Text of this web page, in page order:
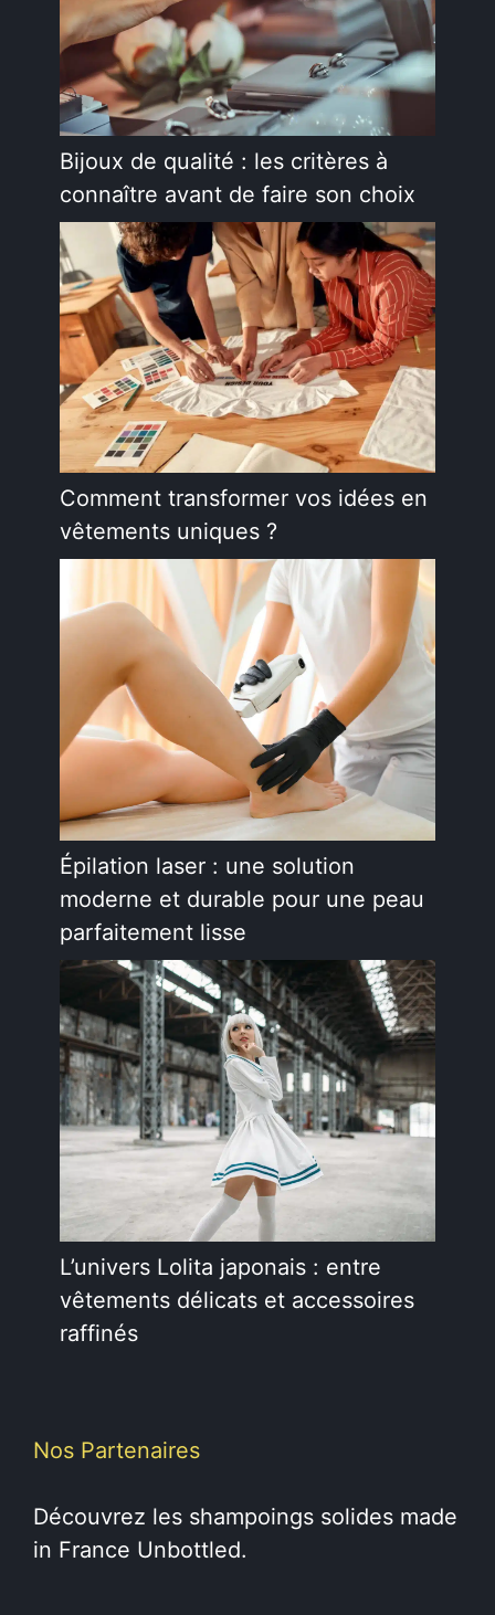
Bijoux de qualité : les critères à
connaître avant de faire son choix
Comment transformer vos idées en
vêtements uniques ?
Épilation laser : une solution
moderne et durable pour une peau
parfaitement lisse
L’univers Lolita japonais : entre
vêtements délicats et accessoires
raffinés
Nos Partenaires
Découvrez les shampoings solides made
in France Unbottled.